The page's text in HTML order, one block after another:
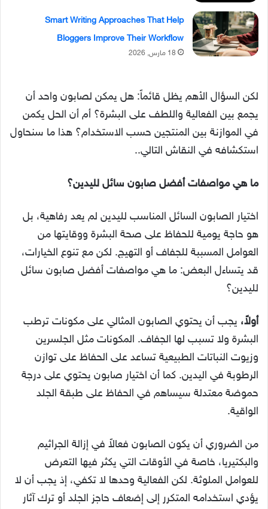
Smart Writing Approaches That Help
Bloggers Improve Their Workflow
18 مارس, 2026
لكن السؤال الأهم يظل قائماً: هل يمكن لصابون واحد أن
يجمع بين الفعالية واللطف على البشرة؟ أم أن الحل يكمن
في الموازنة بين المنتجين حسب الاستخدام؟ هذا ما سنحاول
استكشافه في النقاش التالي..
ما هي مواصفات أفضل صابون سائل لليدين؟
اختيار الصابون السائل المناسب لليدين لم يعد رفاهية، بل
هو حاجة يومية للحفاظ على صحة البشرة ووقايتها من
العوامل المسببة للجفاف أو التهيج. لكن مع تنوع الخيارات،
قد يتساءل البعض: ما هي مواصفات أفضل صابون سائل
لليدين؟
أولاً، يجب أن يحتوي الصابون المثالي على مكونات ترطب
البشرة ولا تسبب لها الجفاف. المكونات مثل الجلسرين
وزيوت النباتات الطبيعية تساعد على الحفاظ على توازن
الرطوبة في اليدين. كما أن اختيار صابون يحتوي على درجة
حموضة معتدلة سيساهم في الحفاظ على طبقة الجلد
الواقية.
من الضروري أن يكون الصابون فعالاً في إزالة الجراثيم
والبكتيريا، خاصة في الأوقات التي يكثر فيها التعرض
للعوامل الملوثة. لكن الفعالية وحدها لا تكفي، إذ يجب أن لا
يؤدي استخدامه المتكرر إلى إضعاف حاجز الجلد أو ترك آثار